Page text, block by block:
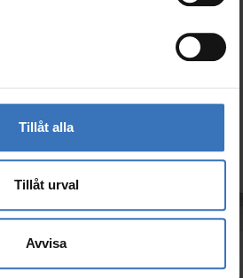
Tillåt alla
Tillåt urval
Avvisa